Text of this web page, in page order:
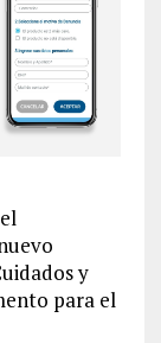
y
para el